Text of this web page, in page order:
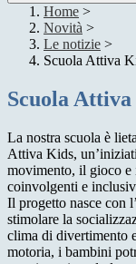
Home >
Novità >
Le notizie >
Scuola Attiva
Scuola
La nostra scuola è
Attiva Kids,
movimento, il gioco e
coinvolgenti e
Il progetto nasce con
stimolare la
clima di divertimento
motoria, i bambini